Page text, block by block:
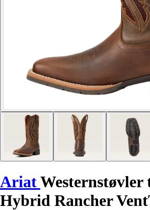
Ariat
Hybrid Rancher